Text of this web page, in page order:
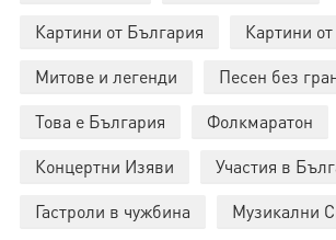
Картини от България
Картини от
Митове и легенди
Песен без
Това е България
Фолкмаратон
Концертни Изяви
Участия в
Гастроли в чужбина
Музикални